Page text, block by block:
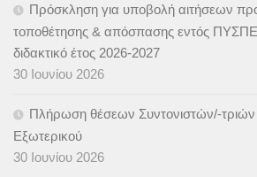
Πρόσκληση για υποβολή αιτήσεων
τοποθέτησης & απόσπασης εντός ΠΥΣΠΕ
διδακτικό έτος 2026-2027
30 Ιουνίου 2026
Πλήρωση θέσεων Συντονιστών/-
Εξωτερικού
30 Ιουνίου 2026